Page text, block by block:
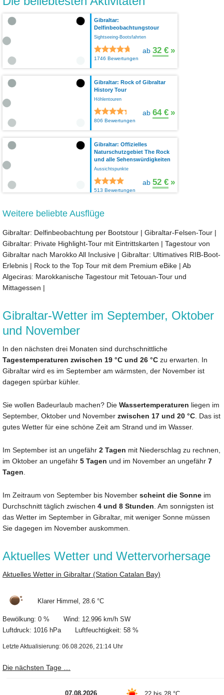
Gibraltar:
Delfinbeobachtungstour
Sightseeing-Bootsfahrten
1746 Bewertungen
ab 32 € »
Gibraltar: Rock of Gibraltar
History Tour
Höhlentouren
806 Bewertungen
ab 64 € »
Gibraltar: Offizielles
Naturschutzgebiet The Rock
und alle Sehenswürdigkeiten
Aussichtspunkte
513 Bewertungen
ab 52 € »
Weitere beliebte Ausflüge
Gibraltar: Delfinbeobachtung per Bootstour | Gibraltar-Felsen-Tour |
Gibraltar: Private Highlight-Tour mit Eintrittskarten | Tagestour von
Gibraltar nach Marokko All Inclusive | Gibraltar: Ultimatives RIB-Boot-
Erlebnis | Rock to the Top Tour mit dem Premium eBike | Ab
Algeciras: Marokkanische Tagestour mit Tetouan-Tour und
Mittagessen |
Gibraltar-Wetter im September, Oktober
und November
In den nächsten drei Monaten sind durchschnittliche
Tagestemperaturen zwischen 19 °C und 26 °C zu erwarten. In
Gibraltar wird es im September am wärmsten, der November ist
dagegen spürbar kühler.
Sie wollen Badeurlaub machen? Die Wassertemperaturen liegen im
September, Oktober und November zwischen 17 und 20 °C. Das ist
gutes Wetter für eine schöne Zeit am Strand und im Wasser.
Im September ist an ungefähr 2 Tagen mit Niederschlag zu rechnen,
im Oktober an ungefähr 5 Tagen und im November an ungefähr 7
Tagen.
Im Zeitraum von September bis November scheint die Sonne im
Durchschnitt täglich zwischen 4 und 8 Stunden. Am sonnigsten ist
das Wetter im September in Gibraltar, mit weniger Sonne müssen
Sie dagegen im November auskommen.
Aktuelles Wetter und Wettervorhersage
Aktuelles Wetter in Gibraltar (Station Catalan Bay)
Klarer Himmel, 28.6 °C
Bewölkung: 0 % Wind: 12.996 km/h SW
Luftdruck: 1016 hPa Luftfeuchtigkeit: 58 %
Letzte Aktualisierung: 06.08.2026, 21:14 Uhr
Die nächsten Tage …
07.08.2026 22 bis 28 °C